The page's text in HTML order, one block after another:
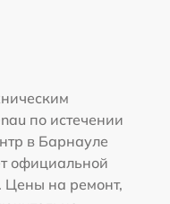
по истечении
в Барнауле
официальной
Цены на ремонт,